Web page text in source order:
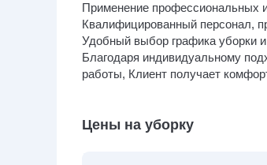
Применение профессиональных
Квалифицированный персонал,
Удобный выбор графика уборки
Благодаря индивидуальному
работы, Клиент получает
Цены на уборку